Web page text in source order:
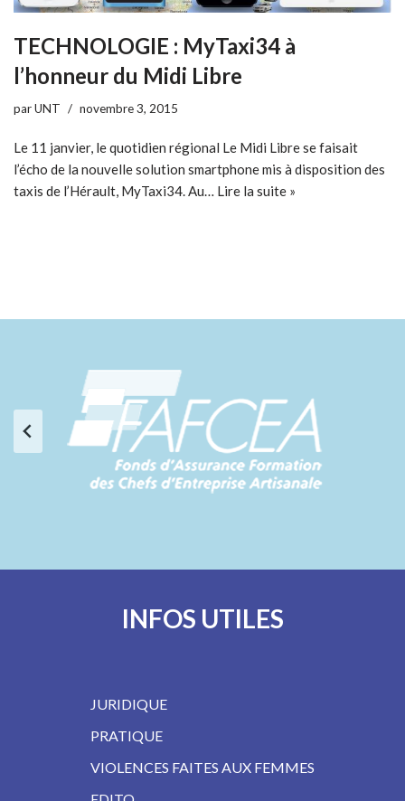
TECHNOLOGIE : MyTaxi34 à
l’honneur du Midi Libre
parUNT novembre 3, 2015
Le 11 janvier, le quotidien régional Le Midi Libre se faisait
l’écho de la nouvelle solution smartphone mis à disposition des
taxis de l’Hérault, MyTaxi34. Au… Lire la suite »
INFOS UTILES
JURIDIQUE
PRATIQUE
VIOLENCES FAITES AUX FEMMES